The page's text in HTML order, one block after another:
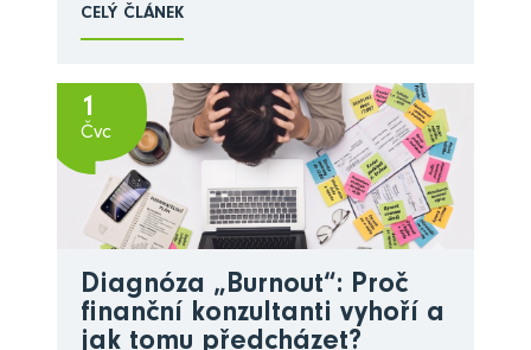
CELÝ ČLÁNEK
1
Čvc
Diagnóza „Burnout“: Proč
finanční konzultanti vyhoří a